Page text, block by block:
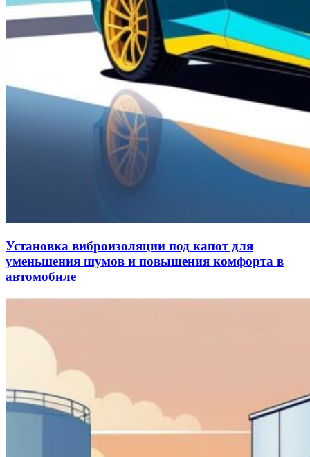
Установка виброизоляции под капот для
уменьшения шумов и повышения комфорта в
автомобиле